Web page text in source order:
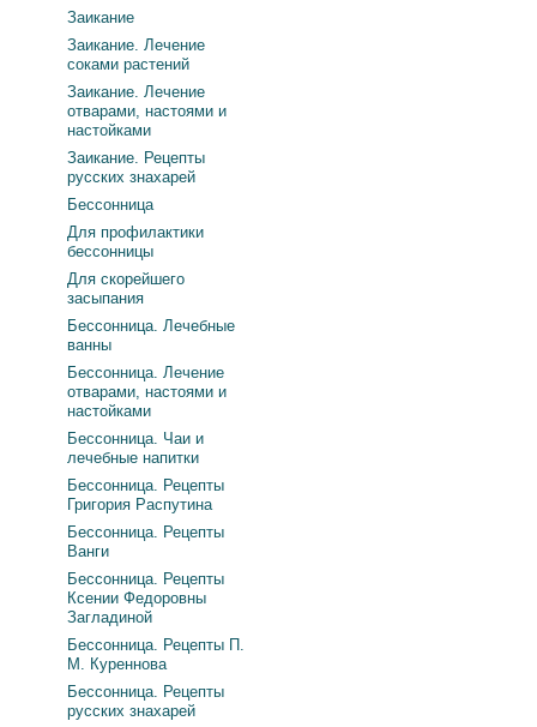
Заикание
Заикание. Лечение
соками растений
Заикание. Лечение
отварами, настоями и
настойками
Заикание. Рецепты
русских знахарей
Бессонница
Для профилактики
бессонницы
Для скорейшего
засыпания
Бессонница. Лечебные
ванны
Бессонница. Лечение
отварами, настоями и
настойками
Бессонница. Чаи и
лечебные напитки
Бессонница. Рецепты
Григория Распутина
Бессонница. Рецепты
Ванги
Бессонница. Рецепты
Ксении Федоровны
Загладиной
Бессонница. Рецепты П.
М. Куреннова
Бессонница. Рецепты
русских знахарей